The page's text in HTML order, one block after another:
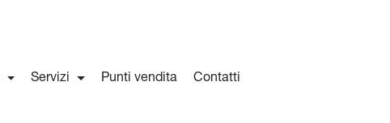
Servizi Punti vendita Contatti